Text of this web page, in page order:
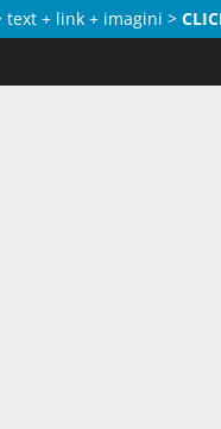
text + link + imagini >